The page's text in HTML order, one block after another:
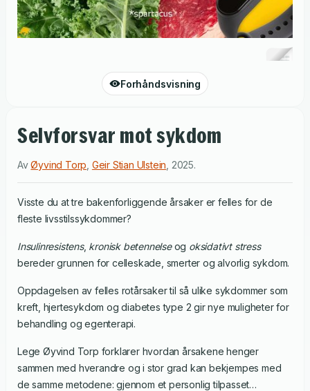
Forhåndsvisning
Selvforsvar mot sykdom
AvØyvind Torp Geir Stian Ulstein 2025.
Visste du at tre bakenforliggende årsaker er felles for de
fleste livsstilssykdommer?
Insulinresistens, kronisk betennelseog oksidativt stress
bereder grunnen for celleskade, smerter og alvorlig sykdom.
Oppdagelsen av felles rotårsaker til så ulike sykdommer som
kreft, hjertesykdom og diabetes type 2 gir nye muligheter for
behandling og egenterapi.
Lege Øyvind Torp forklarer hvordan årsakene henger
sammen med hverandre og i stor grad kan bekjempes med
de samme metodene: gjennom et personlig tilpasset